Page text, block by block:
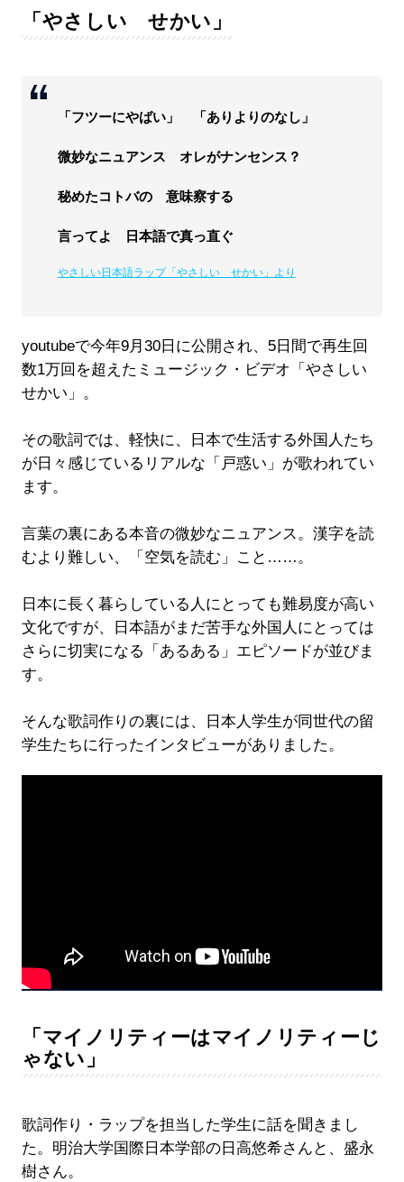
「やさしい せかい」
「フツーにやばい」 「ありよりのなし」
微妙なニュアンス オレがナンセンス？
秘めたコトバの 意味察する
言ってよ 日本語で真っ直ぐ
やさしい日本語ラップ「やさしい せかい」より
youtubeで今年9月30日に公開され、5日間で再生回
数1万回を超えたミュージック・ビデオ「やさしい
せかい」。
その歌詞では、軽快に、日本で生活する外国人たち
が日々感じているリアルな「戸惑い」が歌われてい
ます。
言葉の裏にある本音の微妙なニュアンス。漢字を読
むより難しい、「空気を読む」こと……。
日本に長く暮らしている人にとっても難易度が高い
文化ですが、日本語がまだ苦手な外国人にとっては
さらに切実になる「あるある」エピソードが並びま
す。
そんな歌詞作りの裏には、日本人学生が同世代の留
学生たちに行ったインタビューがありました。
「マイノリティーはマイノリティーじ
ゃない」
歌詞作り・ラップを担当した学生に話を聞きまし
た。明治大学国際日本学部の日高悠希さんと、盛永
樹さん。